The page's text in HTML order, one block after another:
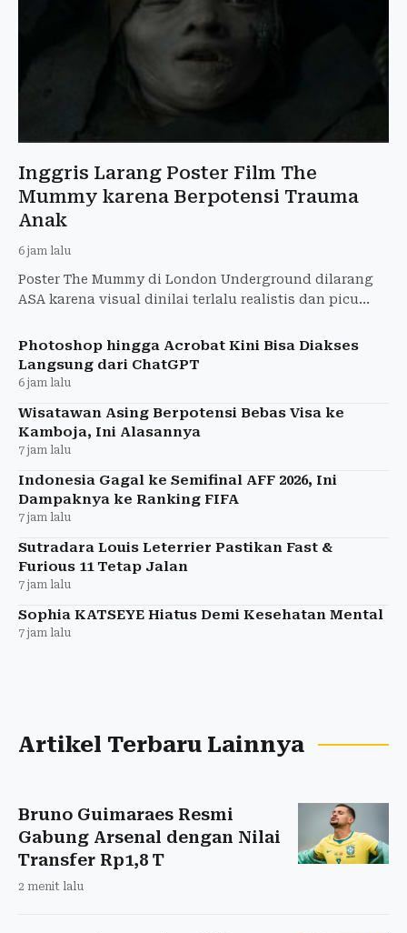
Inggris Larang Poster Film The
Mummy karena Berpotensi Trauma
Anak
6 jam lalu
Poster The Mummy di London Underground dilarang
ASA karena visual dinilai terlalu realistis dan picu
tarik iklan
Photoshop hingga Acrobat Kini Bisa Diakses
Langsung dari ChatGPT
6 jam lalu
Wisatawan Asing Berpotensi Bebas Visa ke
Kamboja, Ini Alasannya
7 jam lalu
Indonesia Gagal ke Semifinal AFF 2026, Ini
Dampaknya ke Ranking FIFA
7 jam lalu
Sutradara Louis Leterrier Pastikan Fast &
Furious 11 Tetap Jalan
7 jam lalu
Sophia KATSEYE Hiatus Demi Kesehatan Mental
7 jam lalu
Artikel Terbaru Lainnya
Bruno Guimaraes Resmi
Gabung Arsenal dengan Nilai
Transfer Rp1,8 T
2 menit lalu